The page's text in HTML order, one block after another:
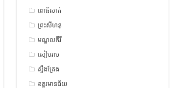
ពោធិសាត់
ព្រះសីហនុ
មណ្ឌលគីរី
សៀមរាប
ស្ទឹង​​ត្រែង
ឧត្ដរមានជ័យ